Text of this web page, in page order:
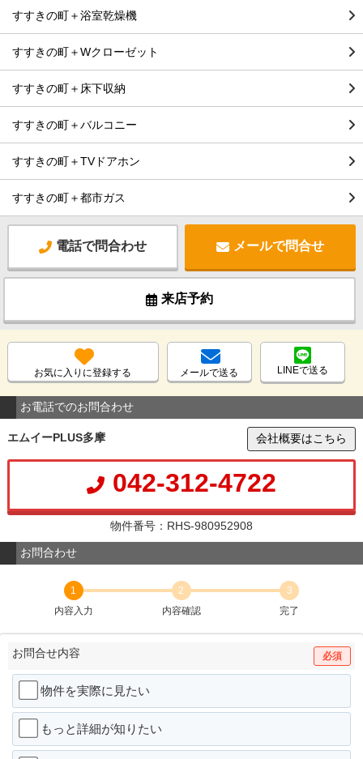
すすきの町＋浴室乾燥機
すすきの町＋Wクローゼット
すすきの町＋床下収納
すすきの町＋バルコニー
すすきの町＋TVドアホン
すすきの町＋都市ガス
電話で問合わせ メールで問合せ
来店予約
お気に入りに登録する メールで送る LINEで送る
お電話でのお問合わせ
エムイーPLUS多摩 会社概要はこちら
042-312-4722
物件番号：RHS-980952908
お問合わせ
1
内容入力
2
内容確認
3
完了
お問合せ内容 必須
物件を実際に見たい
もっと詳細が知りたい